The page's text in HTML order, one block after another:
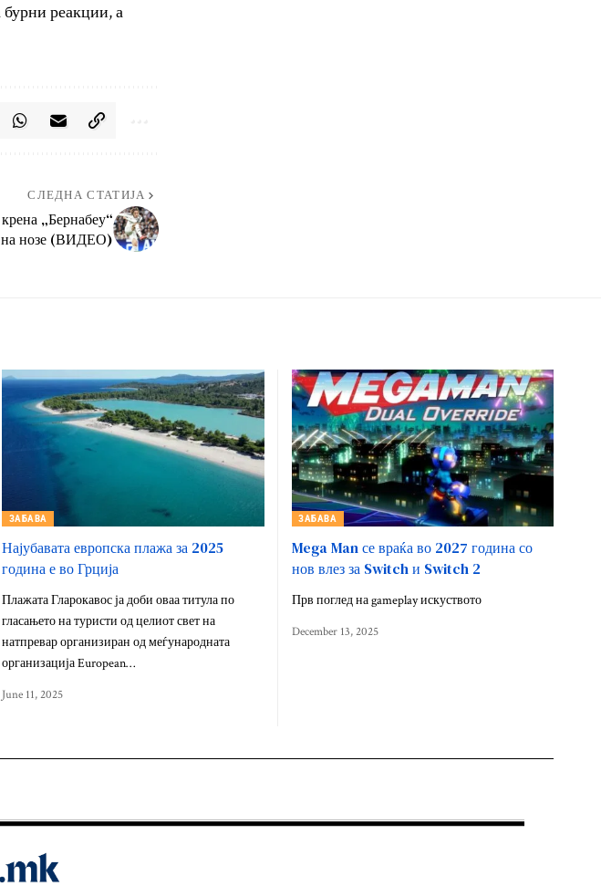
бурни реакции, а
СЛЕДНА СТАТИЈА
„Бернабеу“
на нозе (ВИДЕО)
ЗАБАВА
Најубавата европска плажа за 2025
година е во Грција
Плажата Гларокавос ја доби оваа титула по
гласањето на туристи од целиот свет на
натпревар организиран од меѓународната
организација European…
June 11, 2025
ЗАБАВА
Mega Man се враќа во 2027 година со
нов влез за Switch и Switch 2
Прв поглед на gameplay искуството
December 13, 2025